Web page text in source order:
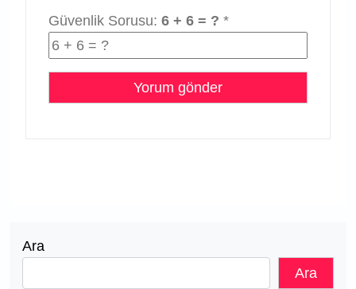
Güvenlik Sorusu: 6 + 6 = ? *
Ara
Ara